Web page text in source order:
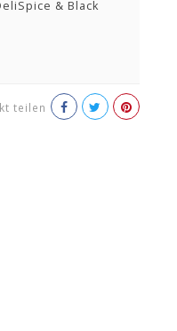
& Black
teilen